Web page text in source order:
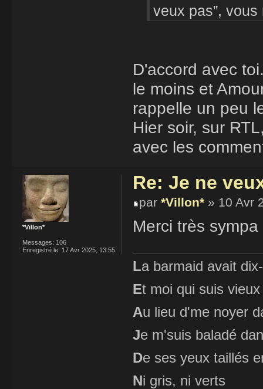
veux pas”,
D'accord avec
le moins et
rappelle un peu
Hier soir, sur
avec les
Re: Je ne
par *Villon* » 10 Avr
Merci très
La barmaid avait
Et moi qui suis
Au lieu d'me noyer
Je m'suis baladé
De ses yeux taillés
Ni gris, ni verts
*Villon*
Messages: 106
Enregistré le: 17 Avr 2025, 13:55